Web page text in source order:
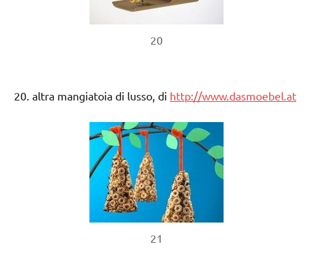
20
20. altra mangiatoia di lusso, di http://www.dasmoebel.at
21